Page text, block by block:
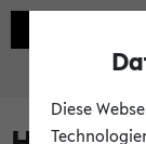
Diese